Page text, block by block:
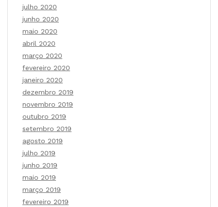
julho 2020
junho 2020
maio 2020
abril 2020
março 2020
fevereiro 2020
janeiro 2020
dezembro 2019
novembro 2019
outubro 2019
setembro 2019
agosto 2019
julho 2019
junho 2019
maio 2019
março 2019
fevereiro 2019